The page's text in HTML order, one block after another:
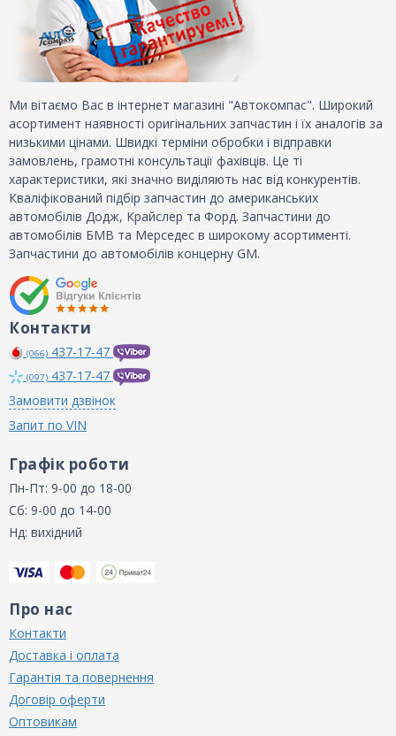
Ми вітаємо Вас в інтернет магазині "Автокомпас". Широкий
асортимент наявності оригінальних запчастин і їх аналогів за
низькими цінами. Швидкі терміни обробки і відправки
замовлень, грамотні консультації фахівців. Це ті
характеристики, які значно виділяють нас від конкурентів.
Кваліфікований підбір запчастин до американських
автомобілів Додж, Крайслер та Форд. Запчастини до
автомобілів БМВ та Мерседес в широкому асортименті.
Запчастини до автомобілів концерну GM.
Контакти
(066) 437-17-47
(097) 437-17-47
Замовити дзвінок
Запит по VIN
Графік роботи
Пн-Пт: 9-00 до 18-00
Сб: 9-00 до 14-00
Нд: вихідний
Про нас
Контакти
Доставка і оплата
Гарантія та повернення
Договір оферти
Оптовикам